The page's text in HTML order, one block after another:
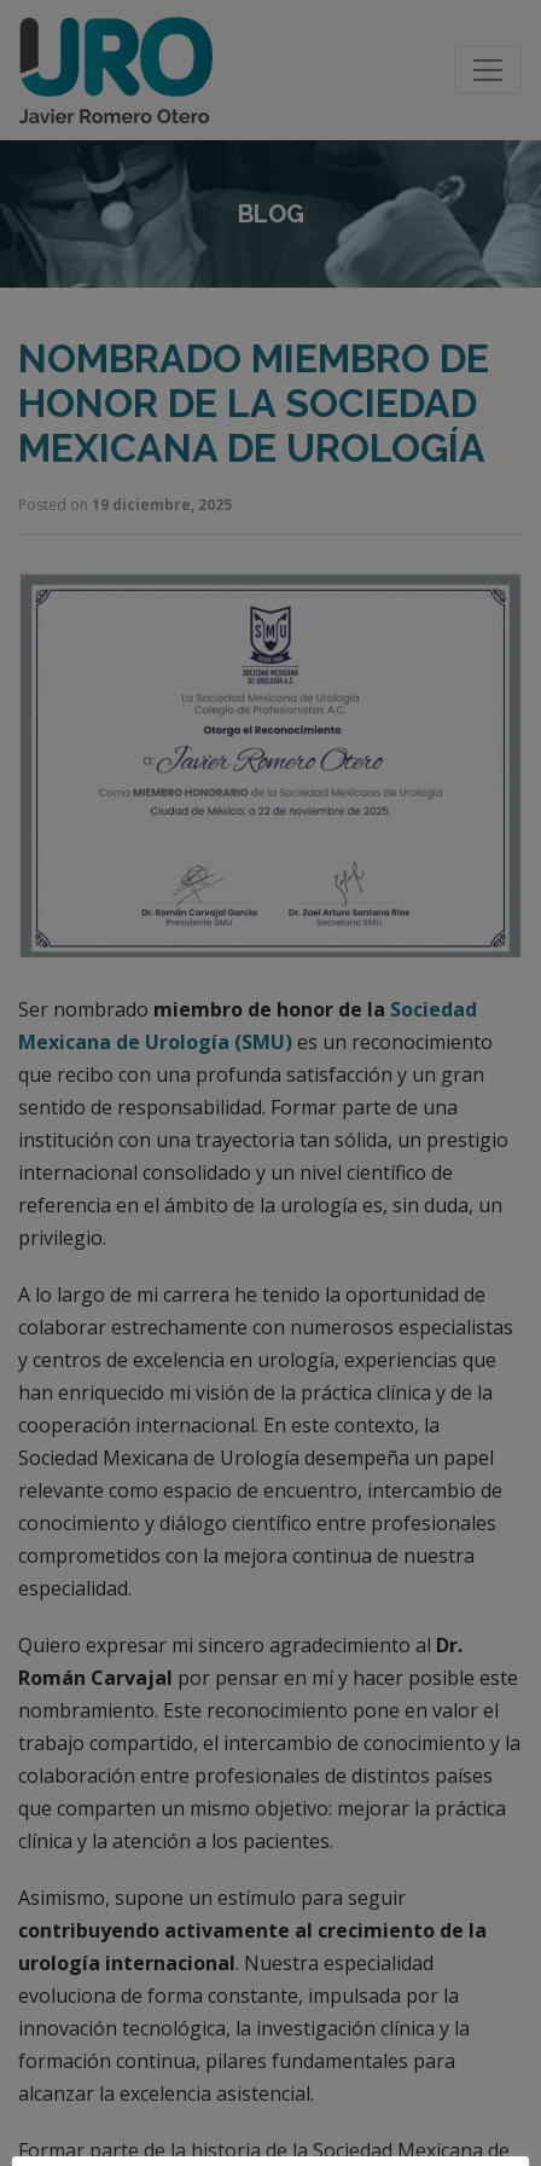
BLOG
NOMBRADO MIEMBRO DE
HONOR DE LA SOCIEDAD
MEXICANA DE UROLOGÍA
Posted on 19 diciembre, 2025
Ser nombrado miembro de honor de la Sociedad
Mexicana de Urología (SMU)es un reconocimiento
que recibo con una profunda satisfacción y un gran
sentido de responsabilidad. Formar parte de una
institución con una trayectoria tan sólida, un prestigio
internacional consolidado y un nivel científico de
referencia en el ámbito de la urología es, sin duda, un
privilegio.
A lo largo de mi carrera he tenido la oportunidad de
colaborar estrechamente con numerosos especialistas
y centros de excelencia en urología, experiencias que
han enriquecido mi visión de la práctica clínica y de la
cooperación internacional. En este contexto, la
Sociedad Mexicana de Urología desempeña un papel
relevante como espacio de encuentro, intercambio de
conocimiento y diálogo científico entre profesionales
comprometidos con la mejora continua de nuestra
especialidad.
Quiero expresar mi sincero agradecimiento al Dr.
Román Carvajal por pensar en mí y hacer posible este
nombramiento. Este reconocimiento pone en valor el
trabajo compartido, el intercambio de conocimiento y la
colaboración entre profesionales de distintos países
que comparten un mismo objetivo: mejorar la práctica
clínica y la atención a los pacientes.
Asimismo, supone un estímulo para seguir
contribuyendo activamente al crecimiento de la
urología internacional. Nuestra especialidad
evoluciona de forma constante, impulsada por la
innovación tecnológica, la investigación clínica y la
formación continua, pilares fundamentales para
alcanzar la excelencia asistencial.
Formar parte de la historia de la Sociedad Mexicana de